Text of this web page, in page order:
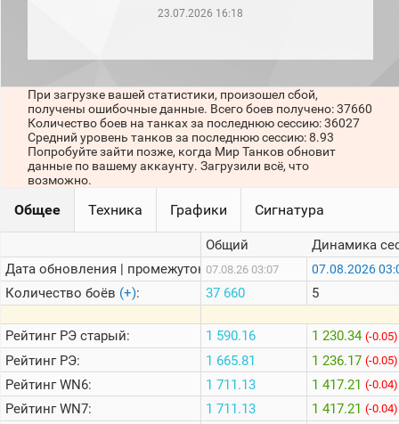
месяц)
игроков
последние
сессии)
1000
стримеров
Информация
Онлайн
Цветовая
шкала
23.07.2026 16:18
При загрузке вашей статистики, произошел сбой,
получены ошибочные данные. Всего боев получено: 37660
Количество боев на танках за последнюю сессию: 36027
Средний уровень танков за последнюю сессию: 8.93
Попробуйте зайти позже, когда Мир Танков обновит
данные по вашему аккаунту. Загрузили всё, что
возможно.
Общее Техника Графики Сигнатура
Дата обновления | промежуток:
Количество боёв (+):
РейтингРЭ старый:
РейтингРЭ:
РейтингWN6:
РейтингWN7:
Общий
07.08.26 03:07
37 660
1 590.16
1 665.81
1 711.13
1 711.13
Динамика
07.08.2026
5
1 230.34 (-0.05)
1 236.17 (-0.05)
1 417.21 (-0.04)
1 417.21 (-0.04)